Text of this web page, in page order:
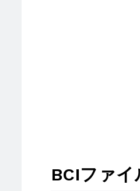
BCIファイ